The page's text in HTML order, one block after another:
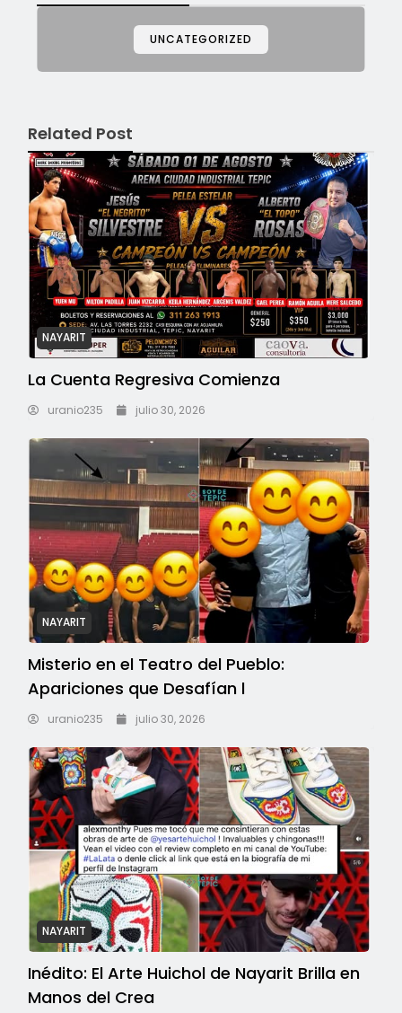
UNCATEGORIZED
Related Post
NAYARIT
La Cuenta Regresiva Comienza
uranio235 julio 30, 2026
NAYARIT
Misterio en el Teatro del Pueblo:
Apariciones que Desafían l
uranio235 julio 30, 2026
NAYARIT
Inédito: El Arte Huichol de Nayarit Brilla en
Manos del Crea